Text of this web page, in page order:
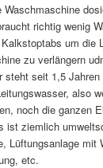
Waschmaschine
richtig wenig
um die
zu verlängern
steht seit 1,5
also
noch die ganzen
ist ziemlich
Lüftungsanlage mit
etc.